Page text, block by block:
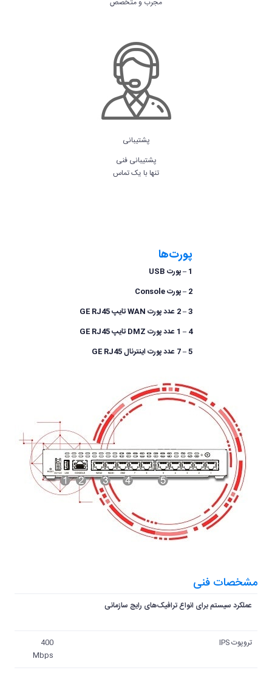
مجرب و متخصص
پشتیبانی
پشتیبانی فنی
تنها با یک تماس
پورت‌ها
1 – پورت USB
2 – پورت Console
3 – 2 عدد پورت WAN تایپ GE RJ45
4 – 1 عدد پورت DMZ تایپ GE RJ45
5 – 7 عدد پورت اینترنال GE RJ45
مشخصات فنی
عملکرد سیستم برای انواع ترافیک‌های رایج سازمانی
تروپوت IPS
400
Mbps